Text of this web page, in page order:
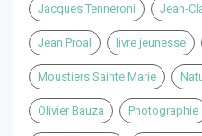
Jacques Tenneroni Jean-
Jean Proal livre jeunesse
Moustiers Sainte Marie
Olivier Bauza Photographie